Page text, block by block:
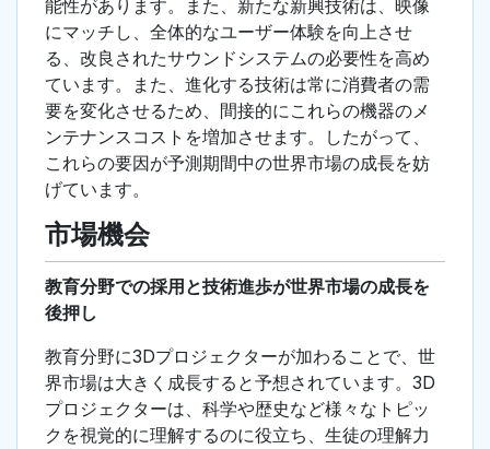
能性があります。また、新たな新興技術は、映像
にマッチし、全体的なユーザー体験を向上させ
る、改良されたサウンドシステムの必要性を高め
ています。また、進化する技術は常に消費者の需
要を変化させるため、間接的にこれらの機器のメ
ンテナンスコストを増加させます。したがって、
これらの要因が予測期間中の世界市場の成長を妨
げています。
市場機会
教育分野での採用と技術進歩が世界市場の成長を
後押し
教育分野に3Dプロジェクターが加わることで、世
界市場は大きく成長すると予想されています。3D
プロジェクターは、科学や歴史など様々なトピッ
クを視覚的に理解するのに役立ち、生徒の理解力